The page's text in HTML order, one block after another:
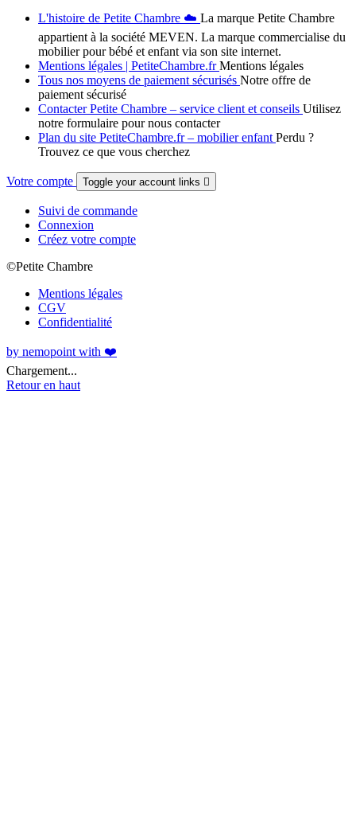
L'histoire de Petite Chambre ☁️ La marque Petite Chambre
appartient à la société MEVEN. La marque commercialise du
mobilier pour bébé et enfant via son site internet.
Mentions légales | PetiteChambre.frMentions légales
Tous nos moyens de paiement sécurisés Notre offre de
paiement sécurisé
Contacter Petite Chambre – service client et conseils Utilisez
notre formulaire pour nous contacter
Plan du site PetiteChambre.fr – mobilier enfant Perdu ?
Trouvez ce que vous cherchez
Votre compte Toggle your account links 
Suivi de commande
Connexion
Créez votre compte
©Petite Chambre
Mentions légales
CGV
Confidentialité
by nemopoint with ❤️
Chargement...
Retour en haut